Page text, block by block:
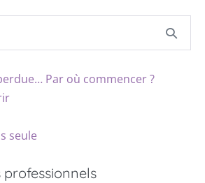
Par où commencer ?
seule
professionnels